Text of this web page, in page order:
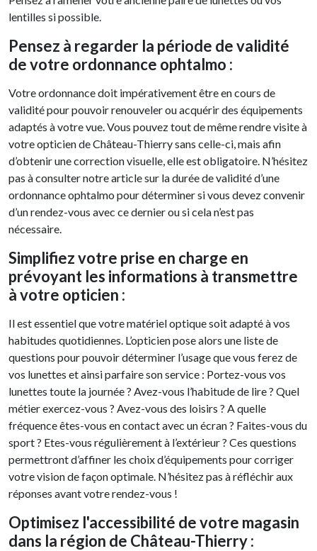
lentilles si possible.
Pensez à regarder la période de validité
de votre ordonnance ophtalmo :
Votre ordonnance doit impérativement être en cours de
validité pour pouvoir renouveler ou acquérir des équipements
adaptés à votre vue. Vous pouvez tout de même rendre visite à
votre opticien de Château-Thierry sans celle-ci, mais afin
d’obtenir une correction visuelle, elle est obligatoire. N’hésitez
pas à consulter notre article sur la durée de validité d’une
ordonnance ophtalmo pour déterminer si vous devez convenir
d’un rendez-vous avec ce dernier ou si cela n’est pas
nécessaire.
Simplifiez votre prise en charge en
prévoyant les informations à transmettre
à votre opticien :
Il est essentiel que votre matériel optique soit adapté à vos
habitudes quotidiennes. L’opticien pose alors une liste de
questions pour pouvoir déterminer l’usage que vous ferez de
vos lunettes et ainsi parfaire son service : Portez-vous vos
lunettes toute la journée ? Avez-vous l’habitude de lire ? Quel
métier exercez-vous ? Avez-vous des loisirs ? A quelle
fréquence êtes-vous en contact avec un écran ? Faites-vous du
sport ? Etes-vous régulièrement à l’extérieur ? Ces questions
permettront d’affiner les choix d’équipements pour corriger
votre vision de façon optimale. N’hésitez pas à réfléchir aux
réponses avant votre rendez-vous !
Optimisez l'accessibilité de votre magasin
dans la région de Château-Thierry :